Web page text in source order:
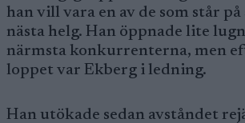
han vill vara en av de som står
nästa helg. Han öppnade lite
närmsta konkurrenterna, men
loppet var Ekberg i ledning.
Han utökade sedan avståndet